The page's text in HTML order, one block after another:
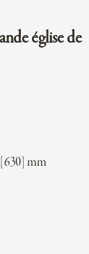
église de
mm